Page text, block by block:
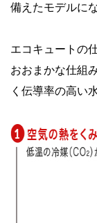
備えたモデルに
エコキュートの
おおまかな仕組
く伝導率の高い